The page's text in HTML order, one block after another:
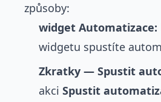
způsoby:
widget Automatizace:
widgetu spustíte
Zkratky — Spustit
akci Spustit